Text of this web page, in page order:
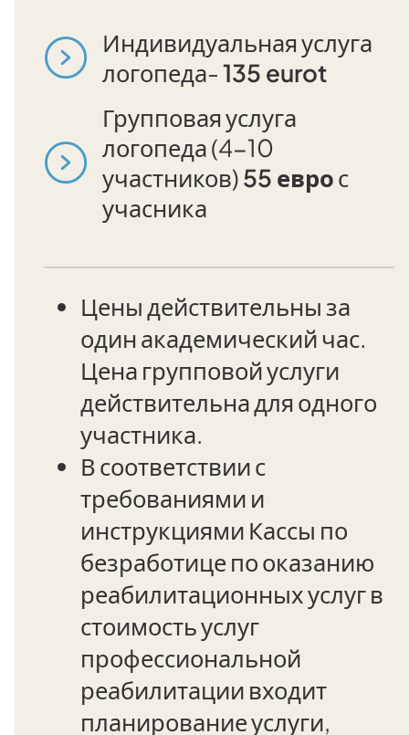
Индивидуальная услуга
логопеда-135 eurot
Групповая услуга
логопеда (4-10
участников)55 еврос
учасника
Цены действительны за
один академический час.
Цена групповой услуги
действительна для одного
участника.
В соответствии с
требованиями и
инструкциями Кассы по
безработице по оказанию
реабилитационных услуг в
стоимость услуг
профессиональной
реабилитации входит
планирование услуги,